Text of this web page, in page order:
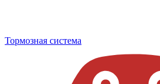
Тормозная система